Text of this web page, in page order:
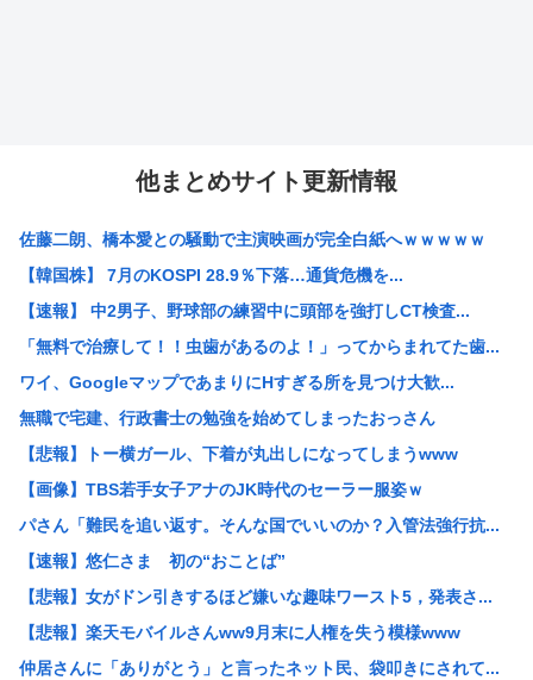
他まとめサイト更新情報
佐藤二朗、橋本愛との騒動で主演映画が完全白紙へｗｗｗｗｗ
【韓国株】 7月のKOSPI 28.9％下落…通貨危機を...
【速報】 中2男子、野球部の練習中に頭部を強打しCT検査...
「無料で治療して！！虫歯があるのよ！」ってからまれてた歯...
ワイ、GoogleマップであまりにΗすぎる所を見つけ大歓...
無職で宅建、行政書士の勉強を始めてしまったおっさん
【悲報】トー横ガール、下着が丸出しになってしまうwww
【画像】TBS若手女子アナのJK時代のセーラー服姿ｗ
パさん「難民を追い返す。そんな国でいいのか？入管法強行抗...
【速報】悠仁さま 初の“おことば”
【悲報】女がドン引きするほど嫌いな趣味ワースト5，発表さ...
【悲報】楽天モバイルさんww9月末に人権を失う模様www
仲居さんに「ありがとう」と言ったネット民、袋叩きにされて...